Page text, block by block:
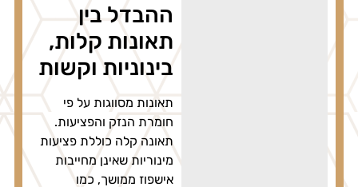
ההבדל בין
תאונות קלות,
בינוניות וקשות
תאונות מסווגות על פי
חומרת הנזק והפציעות.
תאונה קלה כוללת פציעות
מינוריות שאינן מחייבות
אישפוז ממושך, כמו